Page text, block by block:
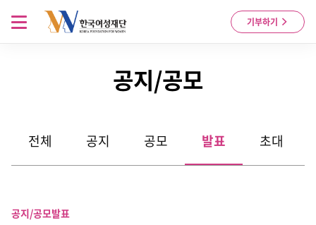
Skip to content
기부하기
메뉴 열기
공지/공모
전체 공지 공모 발표 초대
공지/공모발표